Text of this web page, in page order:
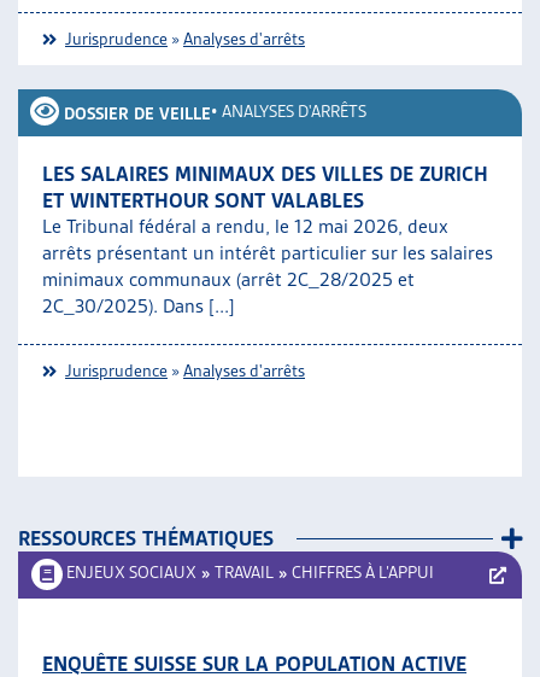
Jurisprudence »Analyses d'arrêts
DOSSIER DE VEILLE• ANALYSES D'ARRÊTS
LES SALAIRES MINIMAUX DES VILLES DE ZURICH
ET WINTERTHOUR SONT VALABLES
Le Tribunal fédéral a rendu, le 12 mai 2026, deux
arrêts présentant un intérêt particulier sur les salaires
minimaux communaux (arrêt 2C_28/2025 et
2C_30/2025). Dans [...]
Jurisprudence »Analyses d'arrêts
RESSOURCES THÉMATIQUES
ENJEUX SOCIAUX » TRAVAIL » CHIFFRES À L’APPUI
ENQUÊTE SUISSE SUR LA POPULATION ACTIVE